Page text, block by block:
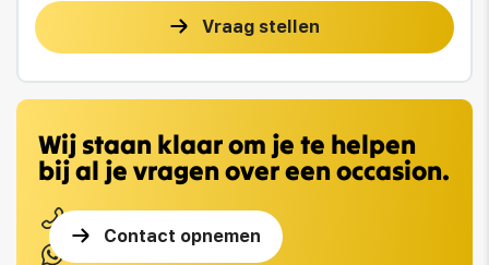
Vraag stellen
Wij staan klaar om je te helpen
bij al je vragen over een occasion.
Contact opnemen